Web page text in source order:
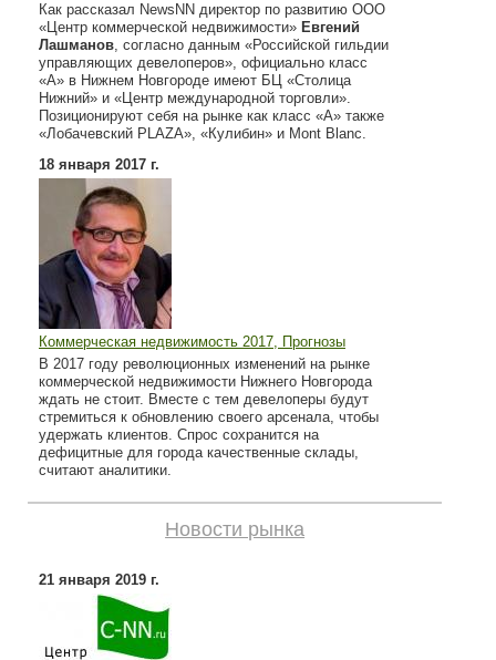
Как рассказал NewsNN директор по развитию ООО
«Центр коммерческой недвижимости» Евгений
Лашманов, согласно данным «Российской гильдии
управляющих девелоперов», официально класс
«А» в Нижнем Новгороде имеют БЦ «Столица
Нижний» и «Центр международной торговли».
Позиционируют себя на рынке как класс «А» также
«Лобачевский PLAZA», «Кулибин» и Mont Blanc.
18 января 2017 г.
Коммерческая недвижимость 2017, Прогнозы
В 2017 году революционных изменений на рынке
коммерческой недвижимости Нижнего Новгорода
ждать не стоит. Вместе с тем девелоперы будут
стремиться к обновлению своего арсенала, чтобы
удержать клиентов. Спрос сохранится на
дефицитные для города качественные склады,
считают аналитики.
Новости рынка
21 января 2019 г.